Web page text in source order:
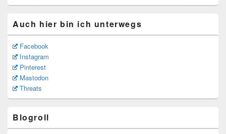
Auch hier bin ich unterwegs
Facebook
Instagram
Pinterest
Mastodon
Threats
Blogroll